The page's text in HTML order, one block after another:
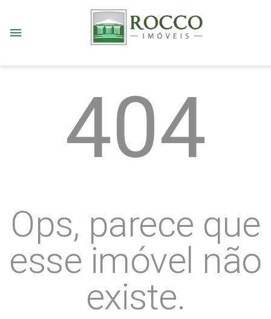
menu
404
Ops, parece que
esse imóvel não
existe.